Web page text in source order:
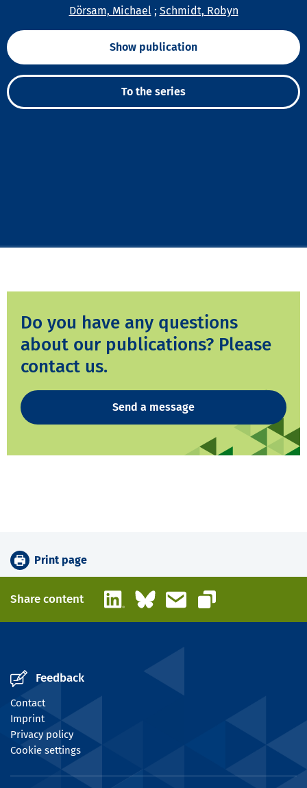
Dörsam, Michael; Schmidt, Robyn
Show publication
To the series
Do you have any questions
about our publications? Please
contact us.
Send a message
Print page
Share content LinkedInBlueskyEmail
Copy link
Feedback
Contact
Imprint
Privacy policy
Cookie settings